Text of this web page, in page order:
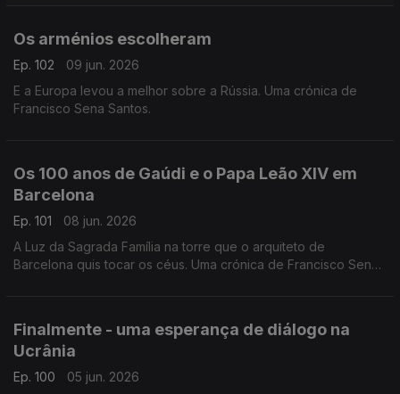
Os arménios escolheram
Ep. 102
09 jun. 2026
E a Europa levou a melhor sobre a Rússia. Uma crónica de
Francisco Sena Santos.
Os 100 anos de Gaúdi e o Papa Leão XIV em
Barcelona
Ep. 101
08 jun. 2026
A Luz da Sagrada Família na torre que o arquiteto de
Barcelona quis tocar os céus. Uma crónica de Francisco Sena
Finalmente - uma esperança de diálogo na
Ucrânia
Ep. 100
05 jun. 2026